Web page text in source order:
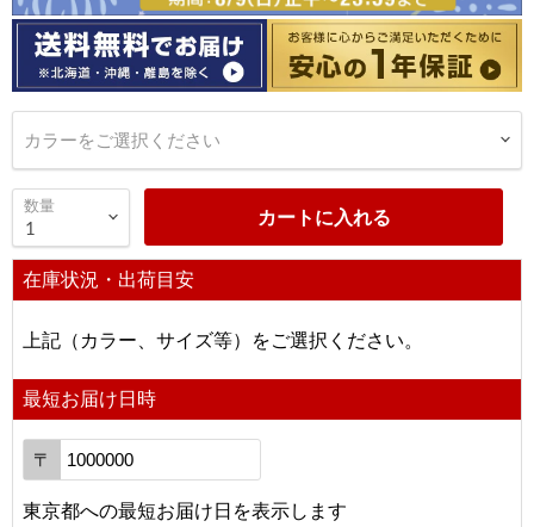
カラーをご選択ください
数量
カートに入れる
在庫状況・出荷目安
上記（カラー、サイズ等）をご選択ください。
最短お届け日時
〒
東京都への最短お届け日を表示します